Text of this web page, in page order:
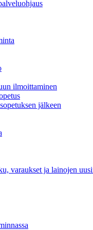
ilmoittaminen
jälkeen
varaukset ja lainojen